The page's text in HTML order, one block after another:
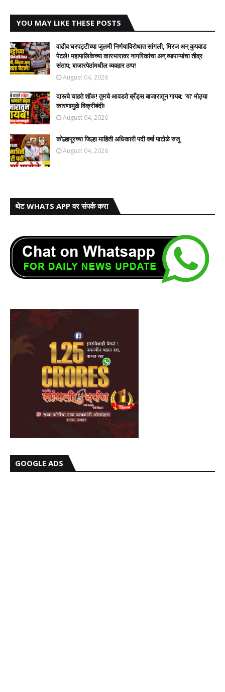
YOU MAY LIKE THESE POSTS
वाढीव घरपट्टीच्या जुलमी निर्णयाविरोधात सांगली, मिरज अन् कुपवाड
पेटले! महापालिकेच्या कारभारावर नागरिकांचा अन् व्यापाऱ्यांचा तीव्र
संताप; बाजारपेठांमधील व्यवहार ठप्प!​
August 04, 2026
दारूचे चाहते शॉक! तुमचे आवडते ब्रँड्स बाजारातून गायब; 'या' मोठ्या
कारणामुळे विक्रीबंदी!
August 04, 2026
कोल्हापूरच्या जिल्हा माहिती अधिकारी पदी वर्षा पाटोळे रुजू
August 04, 2026
थेट WHATS APP वर संपर्क करा
GOOGLE ADS